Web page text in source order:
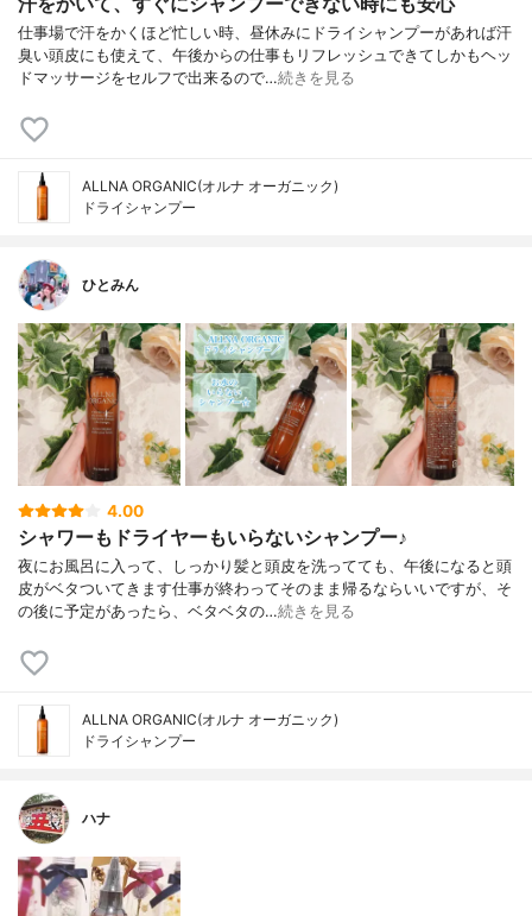
仕事場で汗をかくほど忙しい時、昼休みにドライシャンプーがあれば汗
臭い頭皮にも使えて、午後からの仕事もリフレッシュできてしかもヘッ
ドマッサージをセルフで出来るので…続きを見る
ALLNA ORGANIC(オルナ オーガニック)
ドライシャンプー
ひとみん
4.00
シャワーもドライヤーもいらないシャンプー♪
夜にお風呂に入って、しっかり髪と頭皮を洗ってても、午後になると頭
皮がベタついてきます仕事が終わってそのまま帰るならいいですが、そ
の後に予定があったら、ベタベタの…続きを見る
ALLNA ORGANIC(オルナ オーガニック)
ドライシャンプー
ハナ